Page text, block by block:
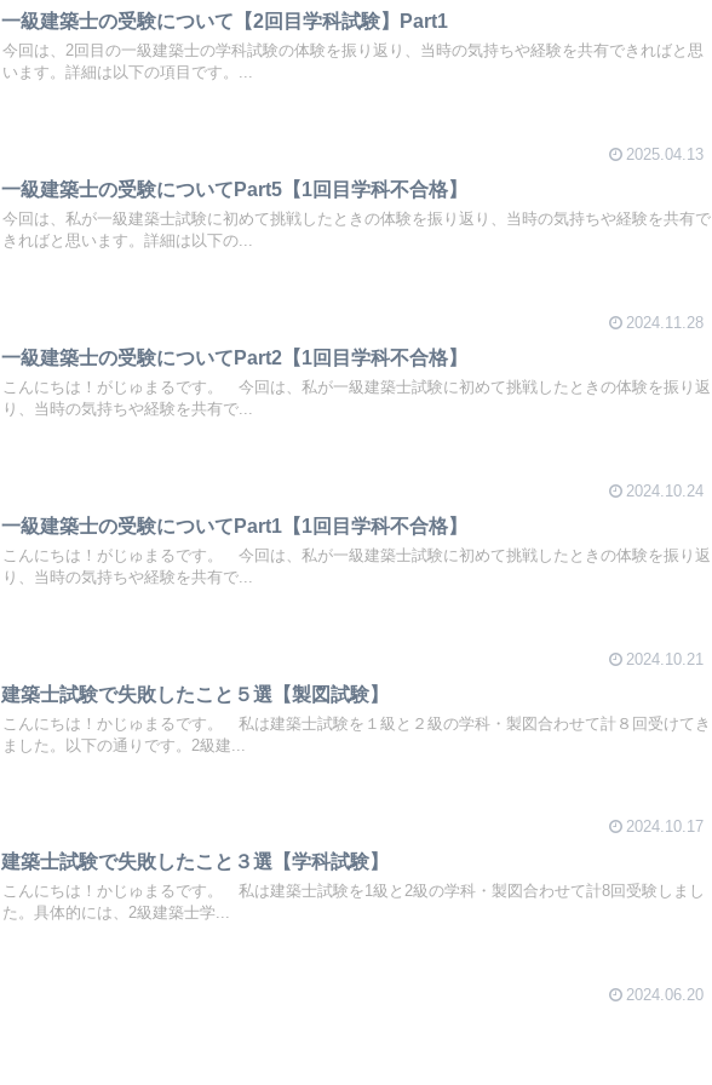
一級建築士の受験について【2回目学科試験】Part1
今回は、2回目の一級建築士の学科試験の体験を振り返り、当時の気持ちや経験を共有できればと思
います。詳細は以下の項目です。...
2025.04.13
一級建築士の受験についてPart5【1回目学科不合格】
今回は、私が一級建築士試験に初めて挑戦したときの体験を振り返り、当時の気持ちや経験を共有で
きればと思います。詳細は以下の...
2024.11.28
一級建築士の受験についてPart2【1回目学科不合格】
こんにちは！がじゅまるです。 今回は、私が一級建築士試験に初めて挑戦したときの体験を振り返
り、当時の気持ちや経験を共有で...
2024.10.24
一級建築士の受験についてPart1【1回目学科不合格】
こんにちは！がじゅまるです。 今回は、私が一級建築士試験に初めて挑戦したときの体験を振り返
り、当時の気持ちや経験を共有で...
2024.10.21
建築士試験で失敗したこと５選【製図試験】
こんにちは！かじゅまるです。 私は建築士試験を１級と２級の学科・製図合わせて計８回受けてき
ました。以下の通りです。2級建...
2024.10.17
建築士試験で失敗したこと３選【学科試験】
こんにちは！かじゅまるです。 私は建築士試験を1級と2級の学科・製図合わせて計8回受験しまし
た。具体的には、2級建築士学...
2024.06.20